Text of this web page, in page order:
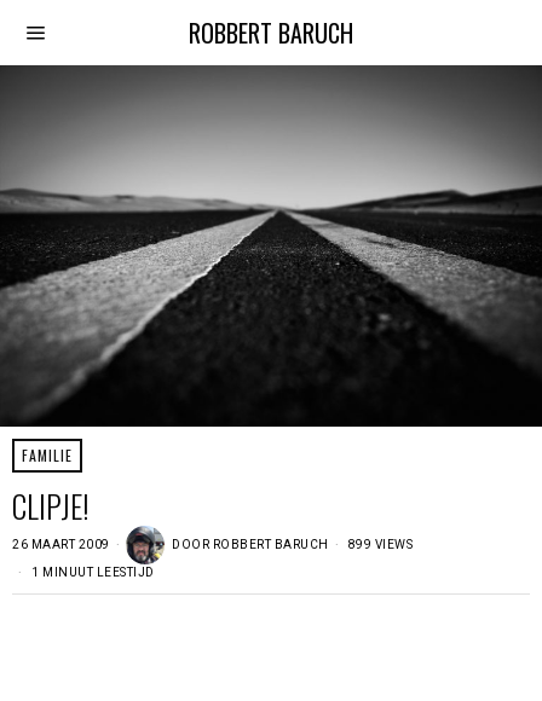
ROBBERT BARUCH
FAMILIE
CLIPJE!
26 MAART 2009 DOOR ROBBERT BARUCH 899 VIEWS
1 MINUUT LEESTIJD